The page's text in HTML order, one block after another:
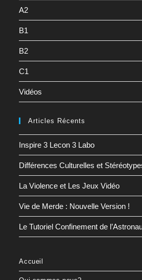
A2
B1
B2
C1
Vidéos
Articles Récents
Inspire 3 Lecon 3 Labo
Différences Culturelles et
La Violence et Les Jeux Vidéo
Vie de Merde : Nouvelle Version !
Le Tutoriel Confinement de
Accueil